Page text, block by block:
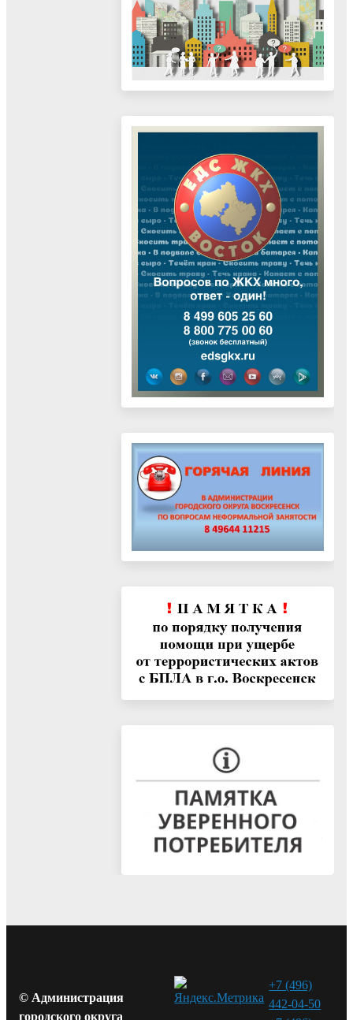
© Администрация
городского округа
+7 (496)
442-04-50